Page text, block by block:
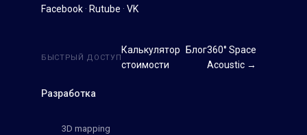
Facebook · Rutube · VK
Разработка
3D mapping
БЫСТРЫЙ ДОСТУП
Калькулятор
стоимости
Блог360° Space
Acoustic →